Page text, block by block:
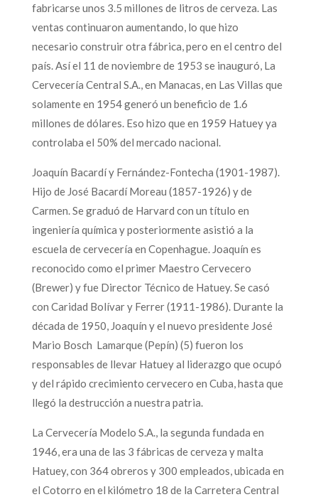
fabricarse unos 3.5 millones de litros de cerveza. Las
ventas continuaron aumentando, lo que hizo
necesario construir otra fábrica, pero en el centro del
país. Así el 11 de noviembre de 1953 se inauguró, La
Cervecería Central S.A., en Manacas, en Las Villas que
solamente en 1954 generó un beneficio de 1.6
millones de dólares. Eso hizo que en 1959 Hatuey ya
controlaba el 50% del mercado nacional.
Joaquín Bacardí y Fernández-Fontecha (1901-1987).
Hijo de José Bacardí Moreau (1857-1926) y de
Carmen. Se graduó de Harvard con un título en
ingeniería química y posteriormente asistió a la
escuela de cervecería en Copenhague. Joaquín es
reconocido como el primer Maestro Cervecero
(Brewer) y fue Director Técnico de Hatuey. Se casó
con Caridad Bolívar y Ferrer (1911-1986). Durante la
década de 1950, Joaquín y el nuevo presidente José
Mario Bosch Lamarque (Pepín) (5) fueron los
responsables de llevar Hatuey al liderazgo que ocupó
y del rápido crecimiento cervecero en Cuba, hasta que
llegó la destrucción a nuestra patria.
La Cervecería Modelo S.A., la segunda fundada en
1946, era una de las 3 fábricas de cerveza y malta
Hatuey, con 364 obreros y 300 empleados, ubicada en
el Cotorro en el kilómetro 18 de la Carretera Central